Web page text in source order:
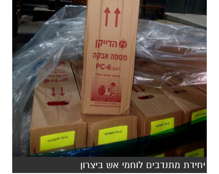
יחידת מתנדבים לוחמי אש ביצרון